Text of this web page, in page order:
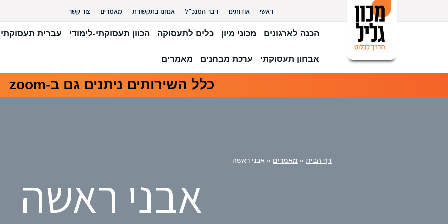
ראשי אודותינו דבר המנכ”ל אנחנו בתקשורת מאמרים צור קשר
הכנה לארגונים מכוני מיון כלים לתעסוקה הכוון תעסוקתי-לימודי עברית
אבחון תעסוקתי ערכת מבחנים מאמרים
כלל השירותים ניתנים גם ב-zoom
דף הבית » מאמרים » אבני ראשה
אבני ראשה